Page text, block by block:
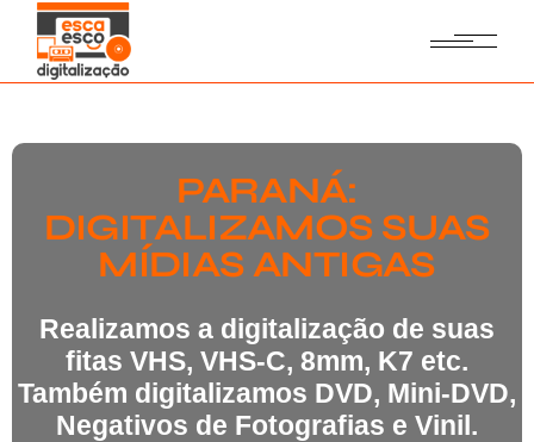
PARANÁ:
DIGITALIZAMOS SUAS
MÍDIAS ANTIGAS
Realizamos a digitalização de suas
fitas VHS, VHS-C, 8mm, K7 etc.
Também digitalizamos DVD, Mini-DVD,
Negativos de Fotografias e Vinil.